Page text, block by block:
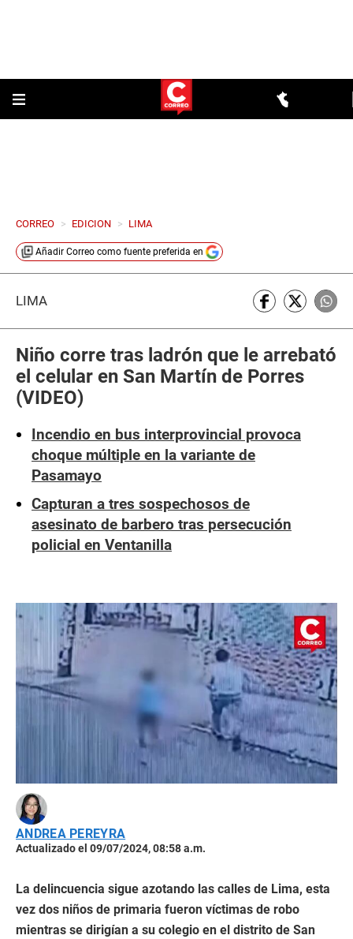
CORREO > EDICION > LIMA
Añadir Correo como fuente preferida en
LIMA
Niño corre tras ladrón que le arrebató
el celular en San Martín de Porres
(VIDEO)
Incendio en bus interprovincial provoca
choque múltiple en la variante de
Pasamayo
Capturan a tres sospechosos de
asesinato de barbero tras persecución
policial en Ventanilla
ANDREA PEREYRA
Actualizado el 09/07/2024, 08:58 a.m.
La delincuencia sigue azotando las calles de Lima, esta
vez dos niños de primaria fueron víctimas de robo
mientras se dirigían a su colegio en el distrito de San